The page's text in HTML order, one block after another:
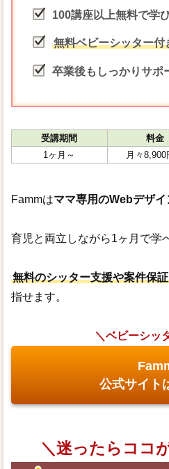
100講座以上無料で学
無料ベビーシッター
卒業後もしっかりサポ
受講期間 料金
1ヶ月～
月々8,900
Fammはママ専用のWebデザイ
育児と両立しながら1ヶ月で学
無料のシッター支援や案件保証
指せます。
＼ベビーシッ
公式サイト
＼迷ったらココ